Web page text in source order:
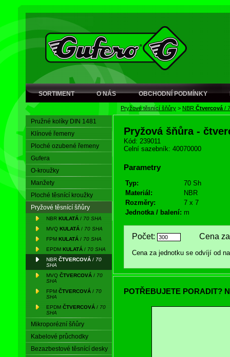
SORTIMENT O NÁS OBCHODNÍ PODMÍNKY
Pryžové těsnící šňůry > NBR Čtvercová /
Pružné kolíky DIN 1481
Klínové řemeny
Ploché ozubené řemeny
Gufera
O-kroužky
Manžety
Ploché těsnící kroužky
Pryžové těsnící šňůry
NBR KULATÁ / 70 SHA
MVQ KULATÁ / 70 SHA
FPM KULATÁ / 70 SHA
EPDM KULATÁ / 70 SHA
NBR ČTVERCOVÁ / 70
SHA
MVQ ČTVERCOVÁ / 70
SHA
FPM ČTVERCOVÁ / 70
SHA
EPDM ČTVERCOVÁ / 70
SHA
Mikroporézní šňůry
Kabelové průchodky
Bezazbestové těsnící desky
Pryžová šňůra -
Kód: 239011
Celní sazebník: 40070000
Parametry
Typ:
70 Sh
Materiál:
NBR
Rozměry:
7 x 7
Jednotka / balení: m
Počet: Cena za
Cena za jednotku se odvíjí od
POTŘEBUJETE PORADIT?